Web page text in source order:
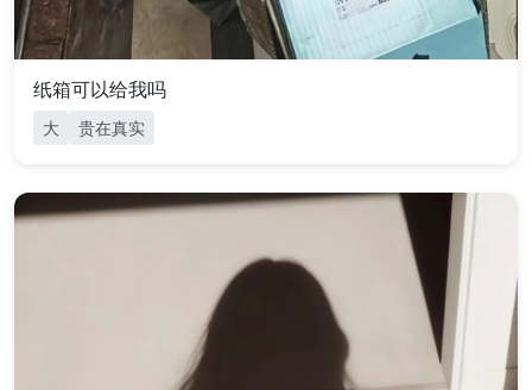
纸箱可以给我吗
大 贵在真实